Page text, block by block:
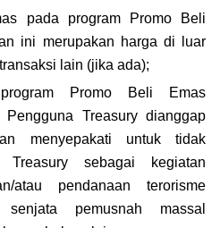
pada program Promo Beli
ini merupakan harga di luar
lain (jika ada);
Promo Beli Emas
Treasury dianggap
menyepakati untuk tidak
Treasury sebagai kegiatan
atau pendanaan terorisme
pemusnah massal